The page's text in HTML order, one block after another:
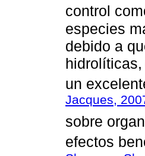
control
especies
debido a
un
Jacques,
sobre
efectos